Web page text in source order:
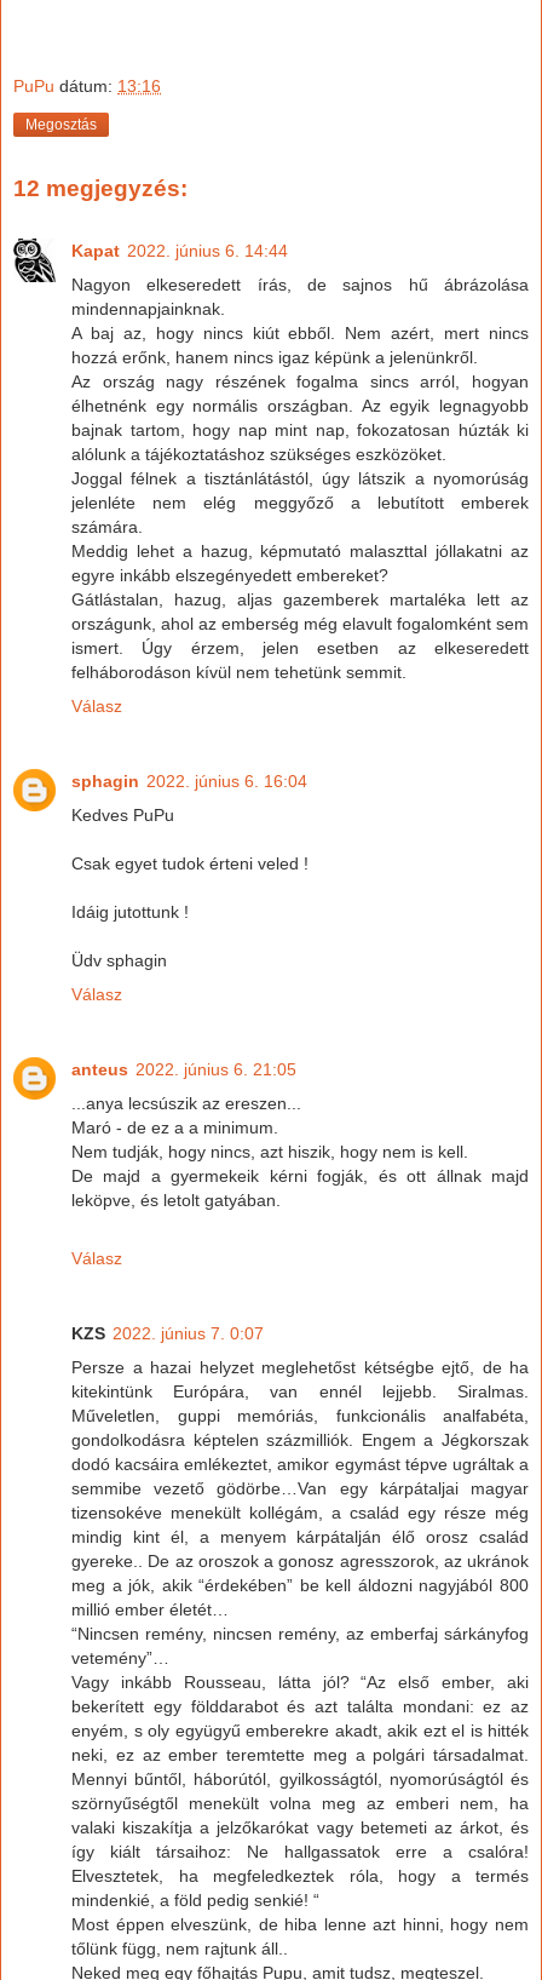
PuPu dátum: 13:16
Megosztás
12 megjegyzés:
Kapat 2022. június 6. 14:44
Nagyon elkeseredett írás, de sajnos hű ábrázolása
mindennapjainknak.
A baj az, hogy nincs kiút ebből. Nem azért, mert nincs
hozzá erőnk, hanem nincs igaz képünk a jelenünkről.
Az ország nagy részének fogalma sincs arról, hogyan
élhetnénk egy normális országban. Az egyik legnagyobb
bajnak tartom, hogy nap mint nap, fokozatosan húzták ki
alólunk a tájékoztatáshoz szükséges eszközöket.
Joggal félnek a tisztánlátástól, úgy látszik a nyomorúság
jelenléte nem elég meggyőző a lebutított emberek
számára.
Meddig lehet a hazug, képmutató malaszttal jóllakatni az
egyre inkább elszegényedett embereket?
Gátlástalan, hazug, aljas gazemberek martaléka lett az
országunk, ahol az emberség még elavult fogalomként sem
ismert. Úgy érzem, jelen esetben az elkeseredett
felháborodáson kívül nem tehetünk semmit.
Válasz
sphagin 2022. június 6. 16:04
Kedves PuPu
Csak egyet tudok érteni veled !
Idáig jutottunk !
Üdv sphagin
Válasz
anteus 2022. június 6. 21:05
...anya lecsúszik az ereszen...
Maró - de ez a a minimum.
Nem tudják, hogy nincs, azt hiszik, hogy nem is kell.
De majd a gyermekeik kérni fogják, és ott állnak majd
leköpve, és letolt gatyában.
Válasz
KZS 2022. június 7. 0:07
Persze a hazai helyzet meglehetőst kétségbe ejtő, de ha
kitekintünk Európára, van ennél lejjebb. Siralmas.
Műveletlen, guppi memóriás, funkcionális analfabéta,
gondolkodásra képtelen százmilliók. Engem a Jégkorszak
dodó kacsáira emlékeztet, amikor egymást tépve ugráltak a
semmibe vezető gödörbe…Van egy kárpátaljai magyar
tizensokéve menekült kollégám, a család egy része még
mindig kint él, a menyem kárpátalján élő orosz család
gyereke.. De az oroszok a gonosz agresszorok, az ukránok
meg a jók, akik “érdekében” be kell áldozni nagyjából 800
millió ember életét…
“Nincsen remény, nincsen remény, az emberfaj sárkányfog
vetemény”…
Vagy inkább Rousseau, látta jól? “Az első ember, aki
bekerített egy földdarabot és azt találta mondani: ez az
enyém, s oly együgyű emberekre akadt, akik ezt el is hitték
neki, ez az ember teremtette meg a polgári társadalmat.
Mennyi bűntől, háborútól, gyilkosságtól, nyomorúságtól és
szörnyűségtől menekült volna meg az emberi nem, ha
valaki kiszakítja a jelzőkarókat vagy betemeti az árkot, és
így kiált társaihoz: Ne hallgassatok erre a csalóra!
Elvesztetek, ha megfeledkeztek róla, hogy a termés
mindenkié, a föld pedig senkié! “
Most éppen elveszünk, de hiba lenne azt hinni, hogy nem
tőlünk függ, nem rajtunk áll..
Neked meg egy főhajtás Pupu, amit tudsz, megteszel.